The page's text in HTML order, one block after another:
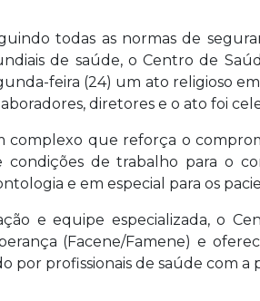
todas as normas de
de saúde, o Centro de
feira (24) um ato religioso
diretores e o ato foi
complexo que reforça o
de trabalho para o
e em especial para os
e equipe especializada, o
(Facene/Famene) e
por profissionais de saúde com a